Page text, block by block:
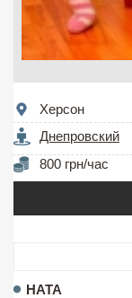
Херсон
Днепровский
800 грн/час
НАТА